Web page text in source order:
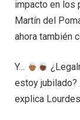
impacto en los
Martín del
ahora también
Y…
estoy jubilado?
explica